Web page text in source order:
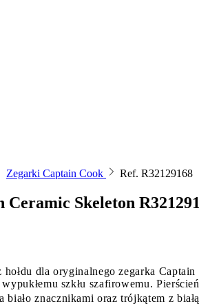
Zegarki Captain Cook Ref. R32129168
Ceramic Skeleton
dla oryginalnego zegarka
szkłu szafirowemu.
znacznikami oraz trójkątem z